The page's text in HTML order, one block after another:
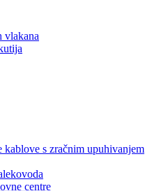
vlakana
kablove s zračnim upuhivanjem
centre